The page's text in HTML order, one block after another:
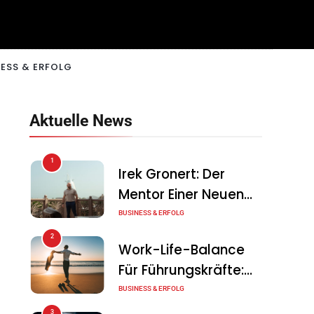
& ERFOLG
Aktuelle News
1
Irek Gronert: Der
Mentor Einer Neuen
Generation Von
BUSINESS & ERFOLG
2
Work-Life-Balance
Für Führungskräfte:
Illusion Oder Echte
BUSINESS & ERFOLG
3